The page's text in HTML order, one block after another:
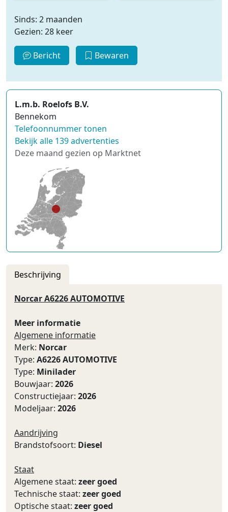
Sinds: 2 maanden
Gezien: 28 keer
Bericht Bewaren
L.m.b. Roelofs B.V.
Bennekom
Telefoonnummer tonen
Bekijk alle 139 advertenties
Deze maand gezien op Marktnet
Beschrijving
Norcar A6226 AUTOMOTIVE
Meer informatie
Algemene informatie
Merk: Norcar
Type: A6226 AUTOMOTIVE
Type: Minilader
Bouwjaar: 2026
Constructiejaar: 2026
Modeljaar: 2026
Aandrijving
Brandstofsoort: Diesel
Staat
Algemene staat: zeer goed
Technische staat: zeer goed
Optische staat: zeer goed